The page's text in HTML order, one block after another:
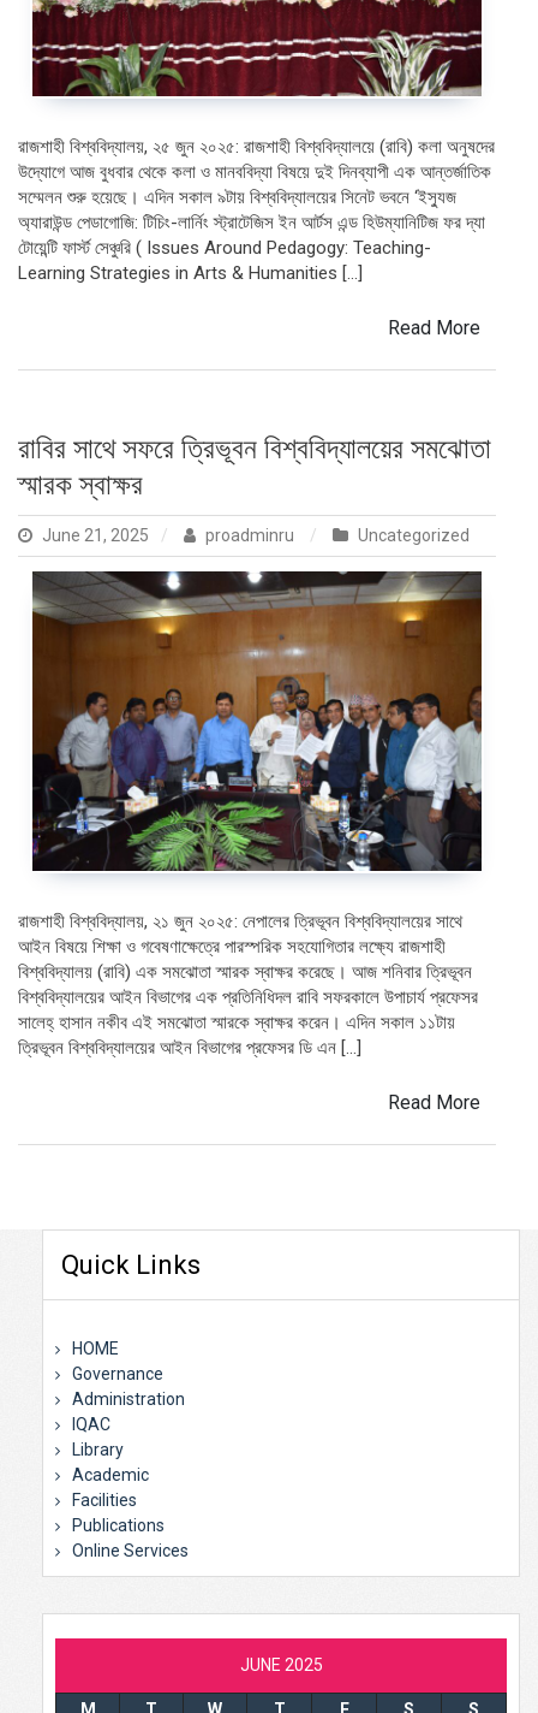
রাজশাহী বিশ্ববিদ্যালয়, ২৫ জুন ২০২৫: রাজশাহী বিশ্ববিদ্যালয়ে (রাবি) কলা অনুষদের
উদ্যোগে আজ বুধবার থেকে কলা ও মানববিদ্যা বিষয়ে দুই দিনব্যাপী এক আন্তর্জাতিক
সম্মেলন শুরু হয়েছে। এদিন সকাল ৯টায় বিশ্ববিদ্যালয়ের সিনেট ভবনে ‘ইস্যুজ
অ্যারাউন্ড পেডাগোজি: টিচিং-লার্নিং স্ট্রাটেজিস ইন আর্টস এন্ড হিউম্যানিটিজ ফর দ্যা
টোয়েন্টি ফার্স্ট সেঞ্চুরি ( Issues Around Pedagogy: Teaching-
Learning Strategies in Arts & Humanities […]
Read More
রাবির সাথে সফরে ত্রিভূবন বিশ্ববিদ্যালয়ের সমঝোতা
স্মারক স্বাক্ষর
June 21, 2025 proadminru Uncategorized
রাজশাহী বিশ্ববিদ্যালয়, ২১ জুন ২০২৫: নেপালের ত্রিভূবন বিশ্ববিদ্যালয়ের সাথে
আইন বিষয়ে শিক্ষা ও গবেষণাক্ষেত্রে পারস্পরিক সহযোগিতার লক্ষ্যে রাজশাহী
বিশ্ববিদ্যালয় (রাবি) এক সমঝোতা স্মারক স্বাক্ষর করেছে। আজ শনিবার ত্রিভূবন
বিশ্ববিদ্যালয়ের আইন বিভাগের এক প্রতিনিধিদল রাবি সফরকালে উপাচার্য প্রফেসর
সালেহ্ হাসান নকীব এই সমঝোতা স্মারকে স্বাক্ষর করেন। এদিন সকাল ১১টায়
ত্রিভূবন বিশ্ববিদ্যালয়ের আইন বিভাগের প্রফেসর ডি এন […]
Read More
Quick Links
HOME
Governance
Administration
IQAC
Library
Academic
Facilities
Publications
Online Services
JUNE 2025